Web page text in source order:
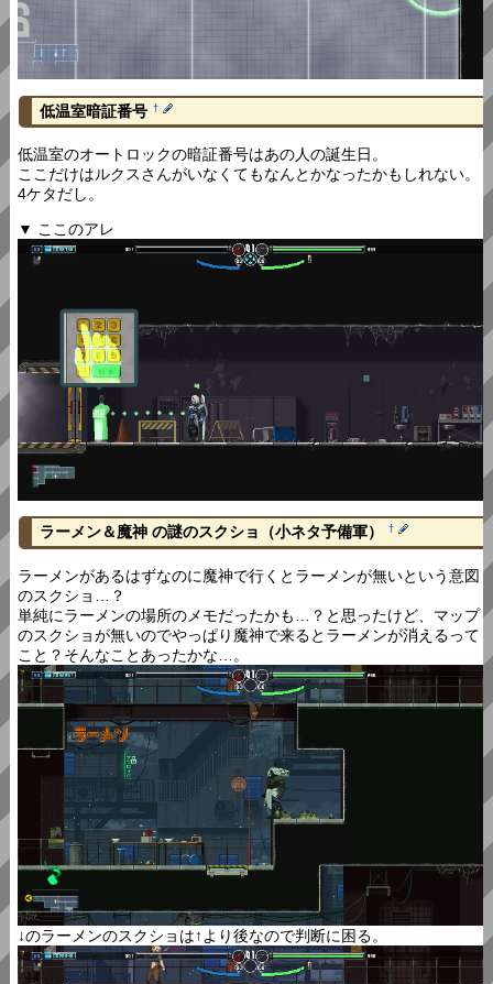
低温室暗証番号 †
低温室のオートロックの暗証番号はあの人の誕生日。
ここだけはルクスさんがいなくてもなんとかなったかもしれない。
4ケタだし。
▼ ここのアレ
ラーメン＆魔神 の謎のスクショ（小ネタ予備軍） †
ラーメンがあるはずなのに魔神で行くとラーメンが無いという意図
のスクショ…？
単純にラーメンの場所のメモだったかも…？と思ったけど、マップ
のスクショが無いのでやっぱり魔神で来るとラーメンが消えるって
こと？そんなことあったかな…。
↓のラーメンのスクショは↑より後なので判断に困る。